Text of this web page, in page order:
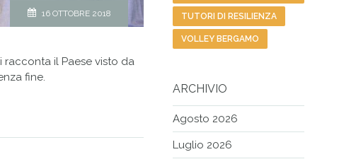
16 OTTOBRE 2018
racconta il Paese visto da
fine.
TUTORI DI RESILIENZA
VOLLEY BERGAMO
ARCHIVIO
Agosto 2026
Luglio 2026